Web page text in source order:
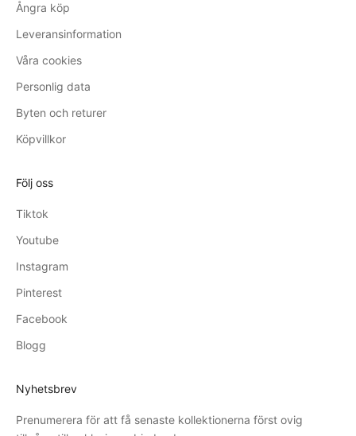
Ångra köp
Leveransinformation
Våra cookies
Personlig data
Byten och returer
Köpvillkor
Följ oss
Tiktok
Youtube
Instagram
Pinterest
Facebook
Blogg
Nyhetsbrev
Prenumerera för att få senaste kollektionerna först ovig